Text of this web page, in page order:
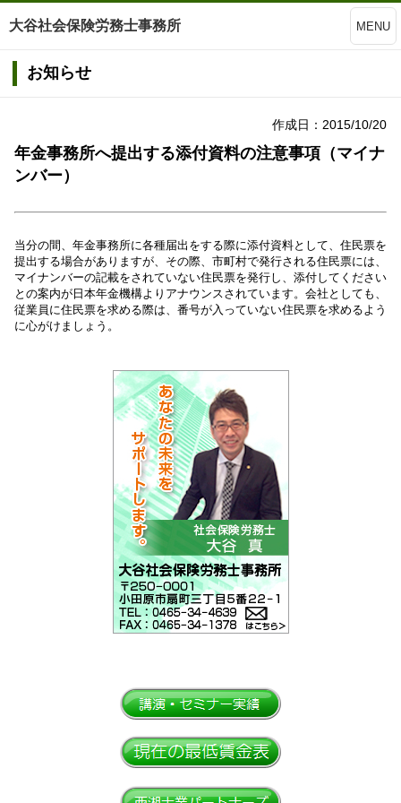
大谷社会保険労務士事務所 MENU
お知らせ
作成日：2015/10/20
年金事務所へ提出する添付資料の注意事項（マイナ
ンバー）
当分の間、年金事務所に各種届出をする際に添付資料として、住民票を
提出する場合がありますが、その際、市町村で発行される住民票には、
マイナンバーの記載をされていない住民票を発行し、添付してください
との案内が日本年金機構よりアナウンスされています。会社としても、
従業員に住民票を求める際は、番号が入っていない住民票を求めるよう
に心がけましょう。